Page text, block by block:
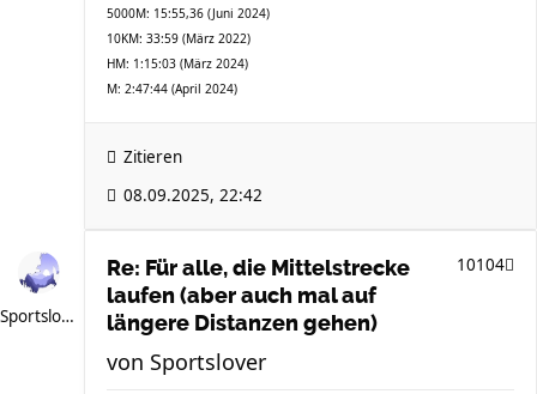
5000M: 15:55,36 (Juni 2024)
10KM: 33:59 (März 2022)
HM: 1:15:03 (März 2024)
M: 2:47:44 (April 2024)
Zitieren
08.09.2025, 22:42
Sportslover
Re: Für alle, die Mittelstrecke
laufen (aber auch mal auf
längere Distanzen gehen)
10104
von Sportslover